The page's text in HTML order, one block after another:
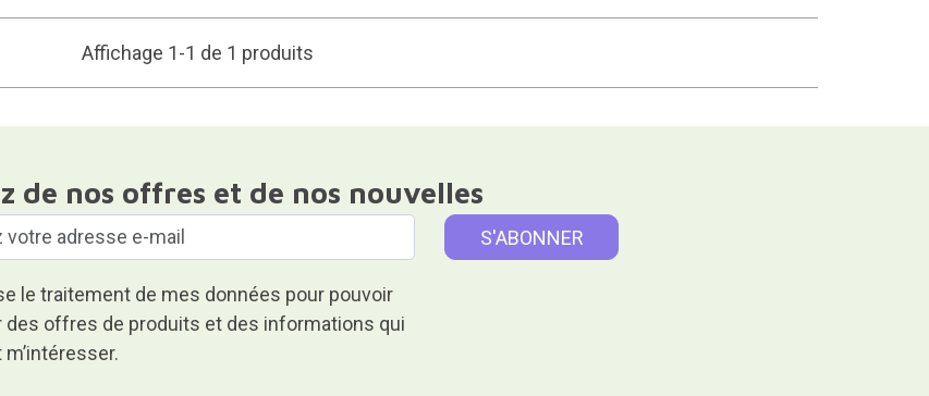
Affichage 1-1 de 1 produits
de nos offres et de nos nouvelles
le traitement de mes données pour pouvoir
des offres de produits et des informations qui